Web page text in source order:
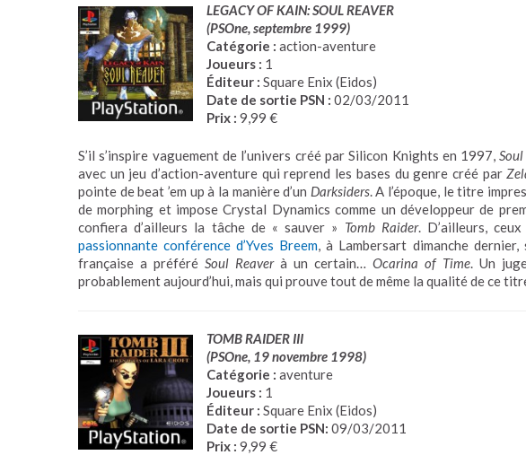
LEGACY OF KAIN: SOUL REAVER
(PSOne, septembre 1999)
Catégorie : action-aventure
Joueurs : 1
Éditeur : Square Enix (Eidos)
Date de sortie PSN : 02/03/2011
Prix : 9,99 €
S’il s’inspire vaguement de l’univers créé par Silicon Knights en 1997,
avec un jeu d’action-aventure qui reprend les bases du genre créé par
pointe de beat ’em up à la manière d’un Darksiders. A l’époque, le titre
de morphing et impose Crystal Dynamics comme un développeur de
confiera d’ailleurs la tâche de « sauver » Tomb Raider. D’ailleurs,
passionnante conférence d’Yves Breem, à Lambersart dimanche
française a préféré Soul Reaverà un certain… Ocarina of Time. Un
probablement aujourd’hui, mais qui prouve tout de même la qualité de ce
TOMB RAIDER III
(PSOne, 19 novembre 1998)
Catégorie : aventure
Joueurs : 1
Éditeur : Square Enix (Eidos)
Date de sortie PSN: 09/03/2011
Prix : 9,99 €